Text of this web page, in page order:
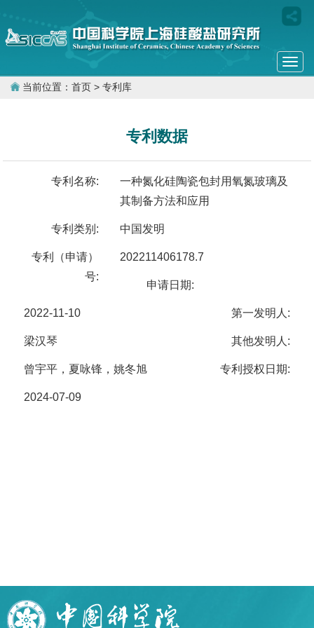
当前位置： 首页 > 专利库
专利数据
专利名称:
一种氮化硅陶瓷包封用氧氮玻璃及
其制备方法和应用
专利类别: 中国发明
专利（申请）
号:
202211406178.7
申请日期:
2022-11-10 第一发明人:
梁汉琴 其他发明人:
曾宇平，夏咏锋，姚冬旭 专利授权日期:
2024-07-09